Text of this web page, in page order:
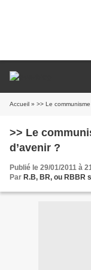
Accueil » >> Le
>> Le
d’avenir ?
Publié le 29/01/2011 à
Par R.B, BR, ou RBBR